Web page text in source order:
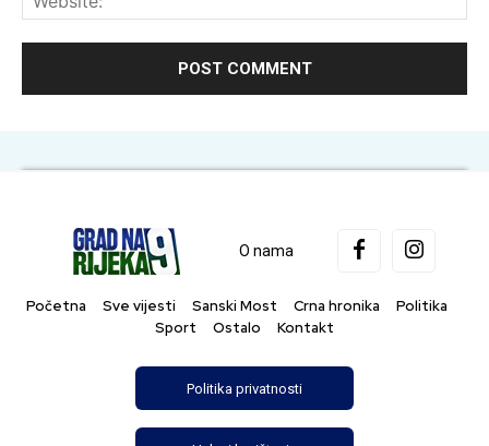
O nama
Početna Sve vijesti Sanski Most Crna hronika
Politika
Sport
Ostalo Kontakt
Politika privatnosti